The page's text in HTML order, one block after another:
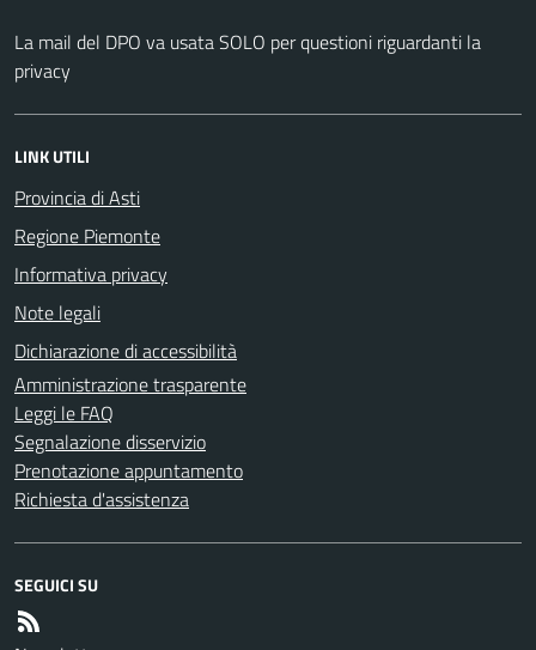
La mail del DPO va usata SOLO per questioni riguardanti la
privacy
LINK UTILI
Provincia di Asti
Regione Piemonte
Informativa privacy
Note legali
Dichiarazione di accessibilità
Amministrazione trasparente
Leggi le FAQ
Segnalazione disservizio
Prenotazione appuntamento
Richiesta d'assistenza
SEGUICI SU